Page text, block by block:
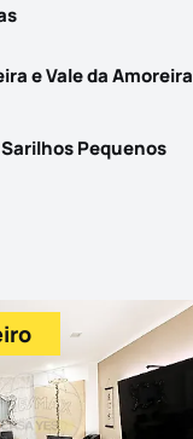
e Vale da Amoreira
Pequenos